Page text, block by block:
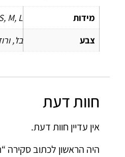
מידות
M, L
צבע
בז',
חוות דעת
אין עדיין חוות דעת.
היה הראשון לכתוב סקירה